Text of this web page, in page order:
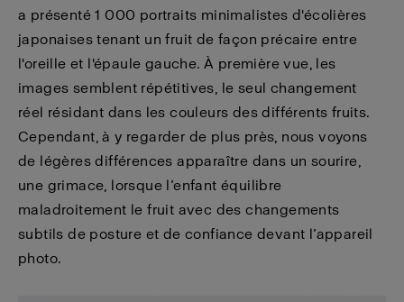
a présenté 1 000 portraits minimalistes d'écolières
japonaises tenant un fruit de façon précaire entre
l'oreille et l'épaule gauche. À première vue, les
images semblent répétitives, le seul changement
réel résidant dans les couleurs des différents fruits.
Cependant, à y regarder de plus près, nous voyons
de légères différences apparaître dans un sourire,
une grimace, lorsque l’enfant équilibre
maladroitement le fruit avec des changements
subtils de posture et de confiance devant l’appareil
photo.